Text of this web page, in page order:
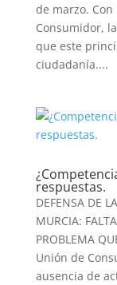
de marzo.
Consumidor,
que este
ciudadanía....
respuestas.
DEFENSA DE
MURCIA:
PROBLEMA
Unión de
ausencia de